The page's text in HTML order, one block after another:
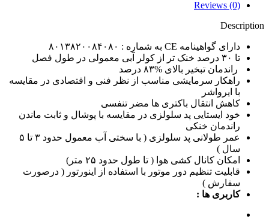
Reviews (0)
Description
دارای گواهینامه CE به شماره : ۸۰۱۳۸۲۰۰۸۴۰۸۰
تا ۳۰ درصد خنک تر از کولر آبی معمولی در طول فصل
راندمان تبخیر بالای %۸۳ درصد
راهکار سرمایشی مناسب از نظر فنی و اقتصادی در مقایسه
با ایرواشر
کاهش انتقال باکتری ها مضر تنفسی
خود ایستایی پد سلولزی در مقایسه با پوشال و ثابت ماندن
راندمان خنکی
عمر طولانی پد سلولزی ( با سختی آب معمول حدود ۳ تا ۵
سال )
امکان کانال کشی هوا ( تا طول حدود ۲۵ متر)
قابلیت تنظیم دور موتور با استفاده از اینورتور ( درصورت
سفارش )
کاربری ها :